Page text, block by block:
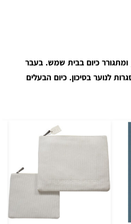
ומתגורר כיום בבית שמש. בעבר
לנוער בסיכון. כיום הבעלים